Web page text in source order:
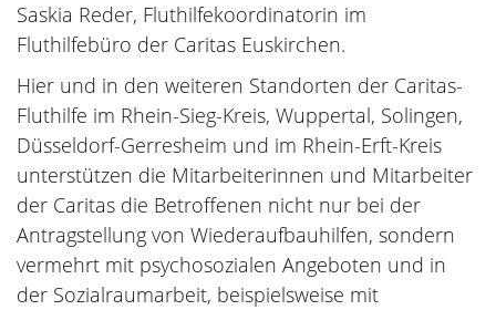
Saskia Reder, Fluthilfekoordinatorin im
Fluthilfebüro der Caritas Euskirchen.
Hier und in den weiteren Standorten der Caritas-
Fluthilfe im Rhein-Sieg-Kreis, Wuppertal, Solingen,
Düsseldorf-Gerresheim und im Rhein-Erft-Kreis
unterstützen die Mitarbeiterinnen und Mitarbeiter
der Caritas die Betroffenen nicht nur bei der
Antragstellung von Wiederaufbauhilfen, sondern
vermehrt mit psychosozialen Angeboten und in
der Sozialraumarbeit, beispielsweise mit